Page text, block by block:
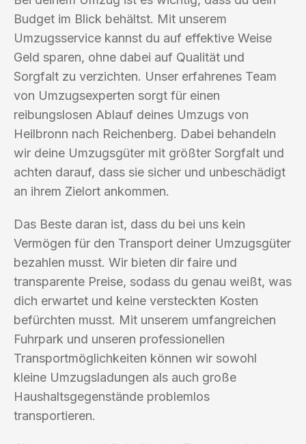
Budget im Blick behältst. Mit unserem
Umzugsservice kannst du auf effektive Weise
Geld sparen, ohne dabei auf Qualität und
Sorgfalt zu verzichten. Unser erfahrenes Team
von Umzugsexperten sorgt für einen
reibungslosen Ablauf deines Umzugs von
Heilbronn nach Reichenberg. Dabei behandeln
wir deine Umzugsgüter mit größter Sorgfalt und
achten darauf, dass sie sicher und unbeschädigt
an ihrem Zielort ankommen.
Das Beste daran ist, dass du bei uns kein
Vermögen für den Transport deiner Umzugsgüter
bezahlen musst. Wir bieten dir faire und
transparente Preise, sodass du genau weißt, was
dich erwartet und keine versteckten Kosten
befürchten musst. Mit unserem umfangreichen
Fuhrpark und unseren professionellen
Transportmöglichkeiten können wir sowohl
kleine Umzugsladungen als auch große
Haushaltsgegenstände problemlos
transportieren.